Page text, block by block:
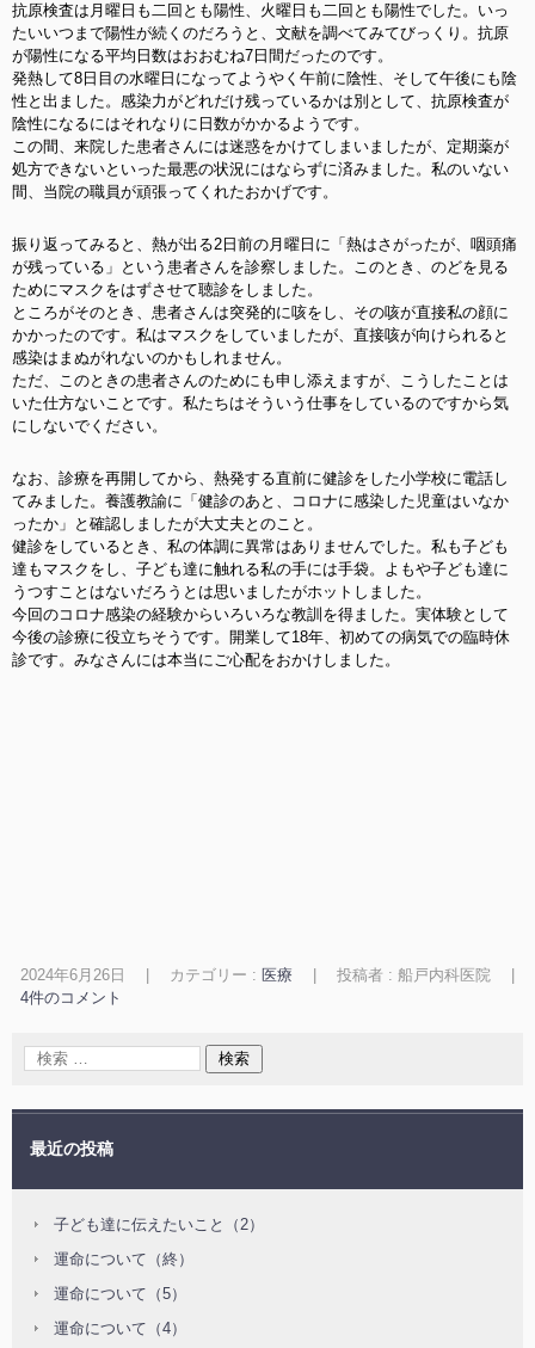
抗原検査は月曜日も二回とも陽性、火曜日も二回とも陽性でした。いっ
たいいつまで陽性が続くのだろうと、文献を調べてみてびっくり。抗原
が陽性になる平均日数はおおむね7日間だったのです。
発熱して8日目の水曜日になってようやく午前に陰性、そして午後にも陰
性と出ました。感染力がどれだけ残っているかは別として、抗原検査が
陰性になるにはそれなりに日数がかかるようです。
この間、来院した患者さんには迷惑をかけてしまいましたが、定期薬が
処方できないといった最悪の状況にはならずに済みました。私のいない
間、当院の職員が頑張ってくれたおかげです。
振り返ってみると、熱が出る2日前の月曜日に「熱はさがったが、咽頭痛
が残っている」という患者さんを診察しました。このとき、のどを見る
ためにマスクをはずさせて聴診をしました。
ところがそのとき、患者さんは突発的に咳をし、その咳が直接私の顔に
かかったのです。私はマスクをしていましたが、直接咳が向けられると
感染はまぬがれないのかもしれません。
ただ、このときの患者さんのためにも申し添えますが、こうしたことは
いた仕方ないことです。私たちはそういう仕事をしているのですから気
にしないでください。
なお、診療を再開してから、熱発する直前に健診をした小学校に電話し
てみました。養護教諭に「健診のあと、コロナに感染した児童はいなか
ったか」と確認しましたが大丈夫とのこと。
健診をしているとき、私の体調に異常はありませんでした。私も子ども
達もマスクをし、子ども達に触れる私の手には手袋。よもや子ども達に
うつすことはないだろうとは思いましたがホットしました。
今回のコロナ感染の経験からいろいろな教訓を得ました。実体験として
今後の診療に役立ちそうです。開業して18年、初めての病気での臨時休
診です。みなさんには本当にご心配をおかけしました。
2024年6月26日 カテゴリー : 医療 投稿者 : 船戸内科医院
4件のコメント
最近の投稿
子ども達に伝えたいこと（2）
運命について（終）
運命について（5）
運命について（4）